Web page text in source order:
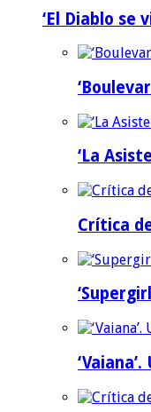
‘El Diablo se
‘La
Crítica